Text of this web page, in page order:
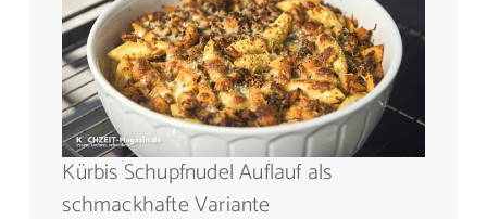
Kürbis Schupfnudel Auflauf als
schmackhafte Variante